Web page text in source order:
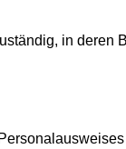
in deren